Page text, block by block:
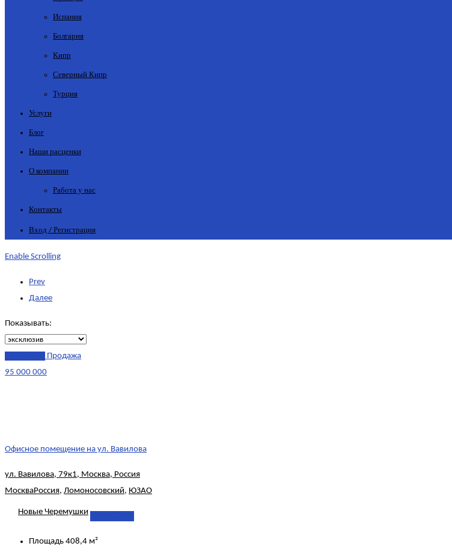
Испания
Болгария
Кипр
Северный Кипр
Турция
Услуги
Блог
Наши расценки
О компании
Работа у нас
Контакты
Вход / Регистрация
Enable Scrolling
Prev
Далее
Показывать:
Продажа
95 000 000
Офисное помещение на ул. Вавилова
ул. Вавилова, 79к1, Москва, Россия
МоскваРоссия, Ломоносовский, ЮЗАО
Новые Черемушки
Площадь 408,4 м²